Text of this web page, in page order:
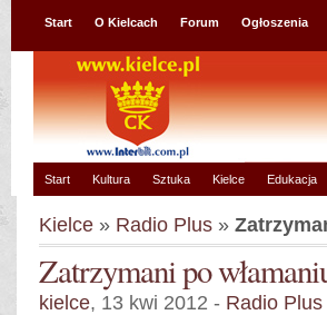
Start O Kielcach Forum Ogłoszenia
Start Kultura Sztuka Kielce Edukacja
Kielce » Radio Plus »
Zatrzymani po
kielce, 13 kwi 2012 - Radio Plus